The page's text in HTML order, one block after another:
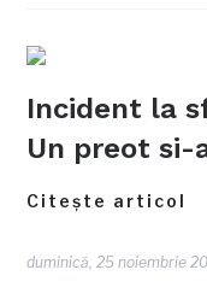
Incident la
Un preot si-
Citește articol
duminică, 25 noiembrie